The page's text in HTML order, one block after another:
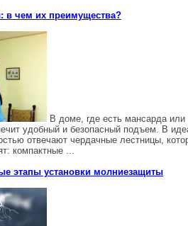
в чем их преимущества?
В доме, где есть мансарда или
удобный и безопасный подъем. В
отвечают чердачные лестницы,
компактные ...
этапы установки молниезащиты